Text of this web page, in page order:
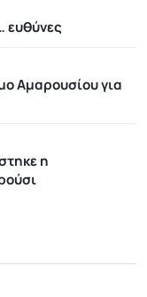
ευθύνες
Αμαρουσίου για
η